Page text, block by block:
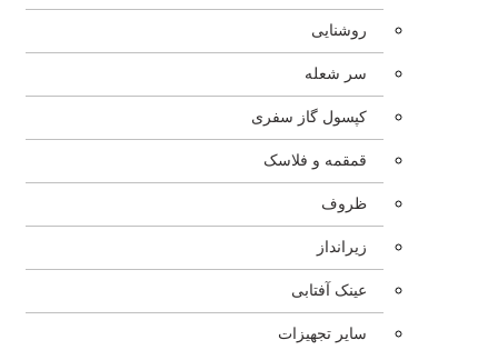
روشنایی
سر شعله
کپسول گاز سفری
قمقمه و فلاسک
ظروف
زیرانداز
عینک آفتابی
سایر تجهیزات